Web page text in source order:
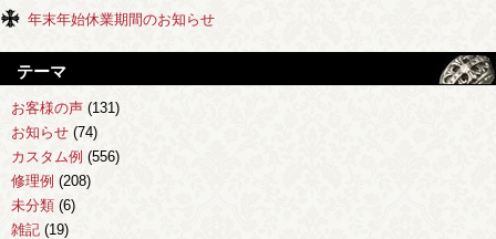
年末年始休業期間のお知らせ
テーマ
お客様の声 (131)
お知らせ (74)
カスタム例 (556)
修理例 (208)
未分類 (6)
雑記 (19)